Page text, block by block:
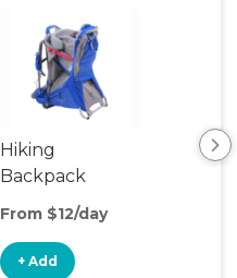
Hiking
Backpack
Carrier
From $12/day
+ Add